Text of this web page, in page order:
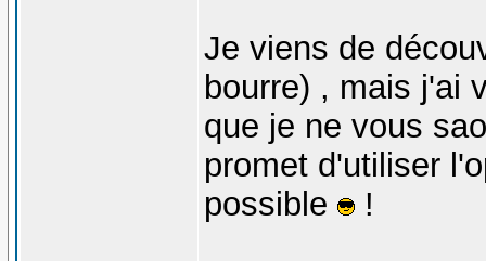
Je viens de
bourre) , mais j'ai
que je ne vous
promet d'utiliser
possible
!